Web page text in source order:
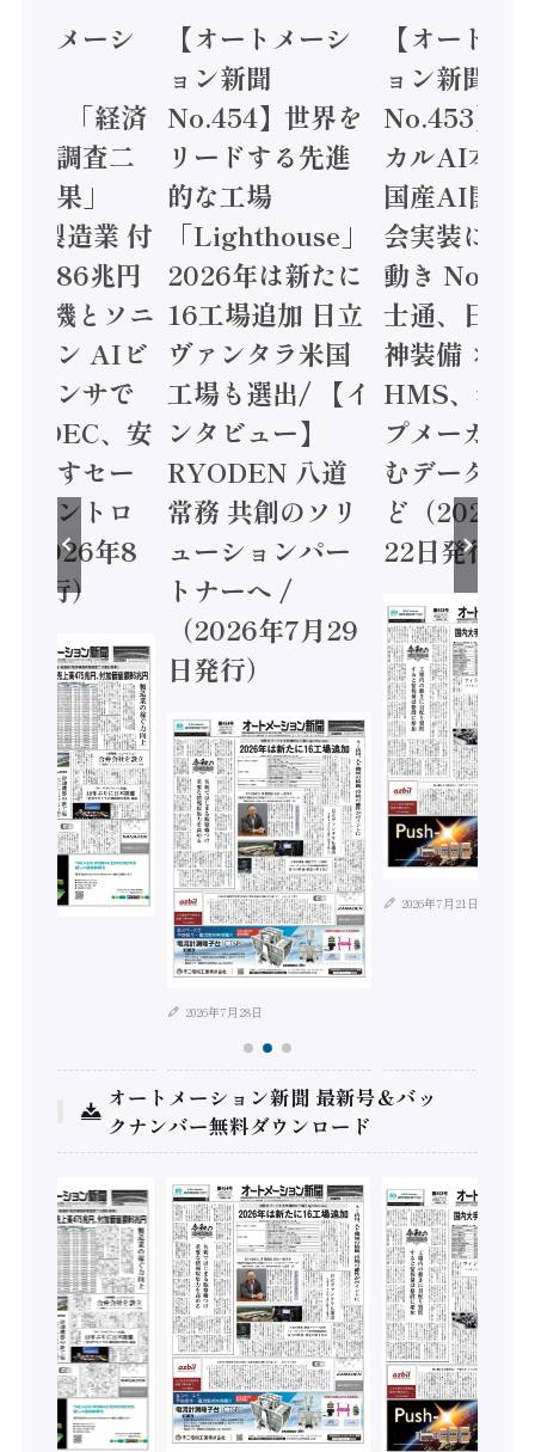
トメーシ
】「経済
態調査二
結果」
年製造業 付
額86兆円
電機とソニ
コン AIビ
センサで
/ IDEC、安
かすセー
コントロ
2026年8
発行）
【オートメーシ
ョン新聞
No.454】世界を
リードする先進
的な工場
「Lighthouse」
2026年は新たに
16工場追加 日立
ヴァンタラ米国
工場も選出/ 【イ
ンタビュー】
RYODEN 八道
常務 共創のソリ
ューションパー
トナーへ /
（2026年7月29
日発行）
2026年7月28日
【オートメ
ョン新聞
No.453】フ
カルAI本格
国産AI開発
会実装に活
動き
士通、日立
神装備 ×
HMS、老舗
プメーカー
むデータ活
ど（2026年
22日発行）
2026年7月21日
オートメーション新聞 最新号＆バッ
クナンバー無料ダウンロード